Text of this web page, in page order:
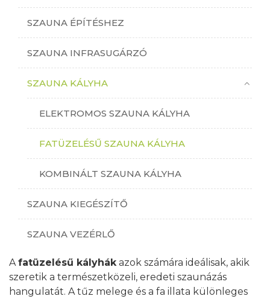
SZAUNA ÉPÍTÉSHEZ
SZAUNA INFRASUGÁRZÓ
SZAUNA KÁLYHA
ELEKTROMOS SZAUNA KÁLYHA
FATÜZELÉSŰ SZAUNA KÁLYHA
KOMBINÁLT SZAUNA KÁLYHA
SZAUNA KIEGÉSZÍTŐ
SZAUNA VEZÉRLŐ
A fatüzelésű kályhák azok számára ideálisak, akik
szeretik a természetközeli, eredeti szaunázás
hangulatát. A tűz melege és a fa illata különleges